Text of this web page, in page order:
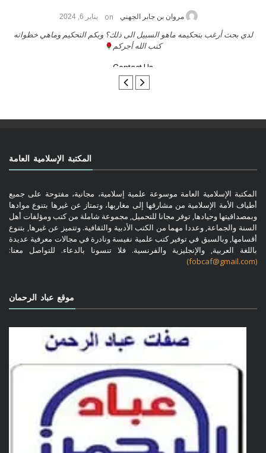
حامد الزريقي on يناير 25, 2026
السلام عليكم ورحمة الله وبركاتة أرغب بنشر كتابي معكم
المكتبة الإسلامية العامة
المكتبة الإسلامية العامة موسوعة علمية إسلامية، مجانية، مفتوحة على جميع
أطياف الأمة الإسلامية من مشارقها إلى مغاربها، وتمتاز عن غيرها بتنوع موادها
وبمصداقيتها وحيادها, توفر مجانا للتحميل, مجموعة شاملة من كتب ومؤلفات أهل
السنة والجماعة, وعددا مهما من الكتب الأدبية والثقافية. وتتميز عن غيرها, بتنوع
أقسامها, وبالسبق في توفير كتب علمية نفيسة ونادرة في مجالات معرفية عديدة
باللغة العربية, والإنجليزية والفرنسية. فلا تنسونا بالدعاء. للتواصل معنا:
(fobcaf@gmail.com)
موقع عباد الرحمان